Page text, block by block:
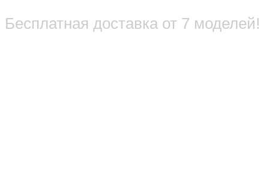
Бесплатная доставка от 7 моделей!